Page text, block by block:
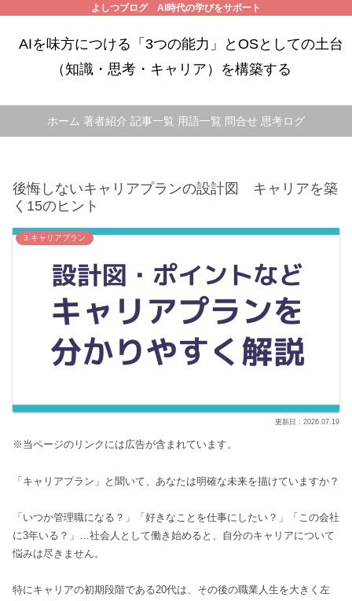
よしつブログ AI時代の学びをサポート
AIを味方につける「3つの能力」とOSとしての土台
（知識・思考・キャリア）を構築する
ホーム 著者紹介 記事一覧 用語一覧 問合せ 思考ログ
後悔しないキャリアプランの設計図 キャリアを築
く15のヒント
3.キャリアプラン
2026.07.19
※当ページのリンクには広告が含まれています。
「キャリアプラン」と聞いて、あなたは明確な未来を描けていますか？
「いつか管理職になる？」「好きなことを仕事にしたい？」「この会社
に3年いる？」…社会人として働き始めると、自分のキャリアについて
悩みは尽きません。
特にキャリアの初期段階である20代は、その後の職業人生を大きく左